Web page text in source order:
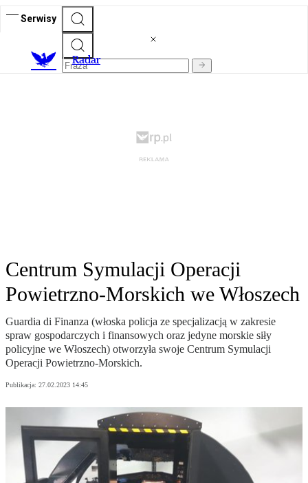
Serwisy
Radar
Centrum Symulacji Operacji
Powietrzno-Morskich we Włoszech
Guardia di Finanza (włoska policja ze specjalizacją w zakresie
spraw gospodarczych i finansowych oraz jedyne morskie siły
policyjne we Włoszech) otworzyła swoje Centrum Symulacji
Operacji Powietrzno-Morskich.
Publikacja: 27.02.2023 14:45